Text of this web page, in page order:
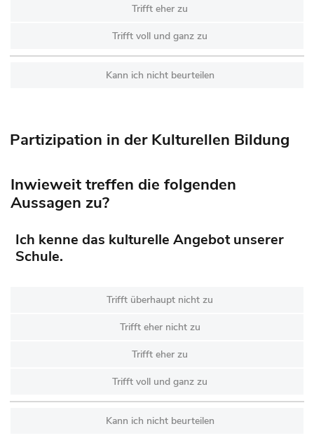
Trifft eher zu
Trifft voll und ganz zu
Kann ich nicht beurteilen
Partizipation in der Kulturellen Bildung
Inwieweit treffen die folgenden
Aussagen zu?
Ich kenne das kulturelle Angebot unserer
Schule.
Trifft überhaupt nicht zu
Trifft eher nicht zu
Trifft eher zu
Trifft voll und ganz zu
Kann ich nicht beurteilen